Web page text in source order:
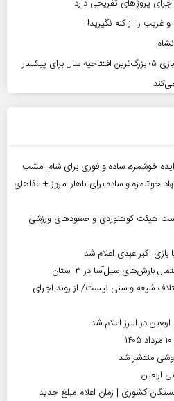
پروژهای تفریحی دارد
غریب را از کنه نگیرید!
درست کنم؟ | ۲۰ پیشنهاد خوشمزه و ساده برای ناهار امروز + غذاهای
هیئت کوهنوردی و صعودهای ورزشی
اکبر عبدی اعلام شد
شیعه و سنی نیست/ از روند اجرای
در البرز اعلام شد
منتشر شد
اربعین
کشوری | زمان اعلام مبلغ جدید